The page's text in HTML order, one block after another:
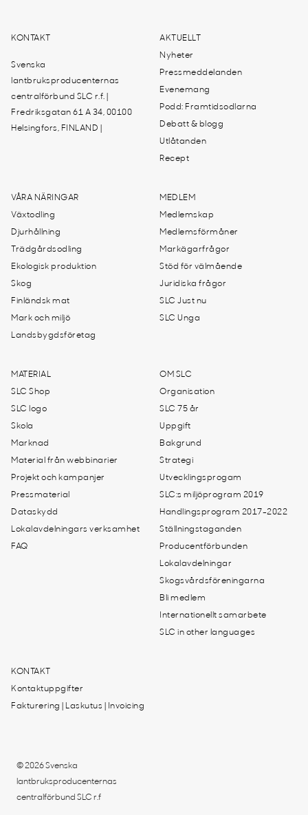
KONTAKT
Svenska
lantbruksproducenternas
centralförbund SLC r.f. |
Fredriksgatan 61 A 34, 00100
Helsingfors, FINLAND |
AKTUELLT
Nyheter
Pressmeddelanden
Evenemang
Podd: Framtidsodlarna
Debatt & blogg
Utlåtanden
Recept
VÅRA NÄRINGAR
Växtodling
Djurhållning
Trädgårdsodling
Ekologisk produktion
Skog
Finländsk mat
Mark och miljö
Landsbygdsföretag
MEDLEM
Medlemskap
Medlemsförmåner
Markägarfrågor
Stöd för välmående
Juridiska frågor
SLC Just nu
SLC Unga
MATERIAL
SLC Shop
SLC logo
Skola
Marknad
Material från webbinarier
Projekt och kampanjer
Pressmaterial
Dataskydd
Lokalavdelningars verksamhet
FAQ
OM SLC
Organisation
SLC 75 år
Uppgift
Bakgrund
Strategi
Utvecklingsprogam
SLC:s miljöprogram 2019
Handlingsprogram 2017-2022
Ställningstaganden
Producentförbunden
Lokalavdelningar
Skogsvårdsföreningarna
Bli medlem
Internationellt samarbete
SLC in other languages
KONTAKT
Kontaktuppgifter
Fakturering | Laskutus | Invoicing
© 2026 Svenska
lantbruksproducenternas
centralförbund SLC r.f